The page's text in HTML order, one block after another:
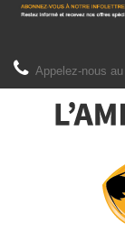
Appelez-nous